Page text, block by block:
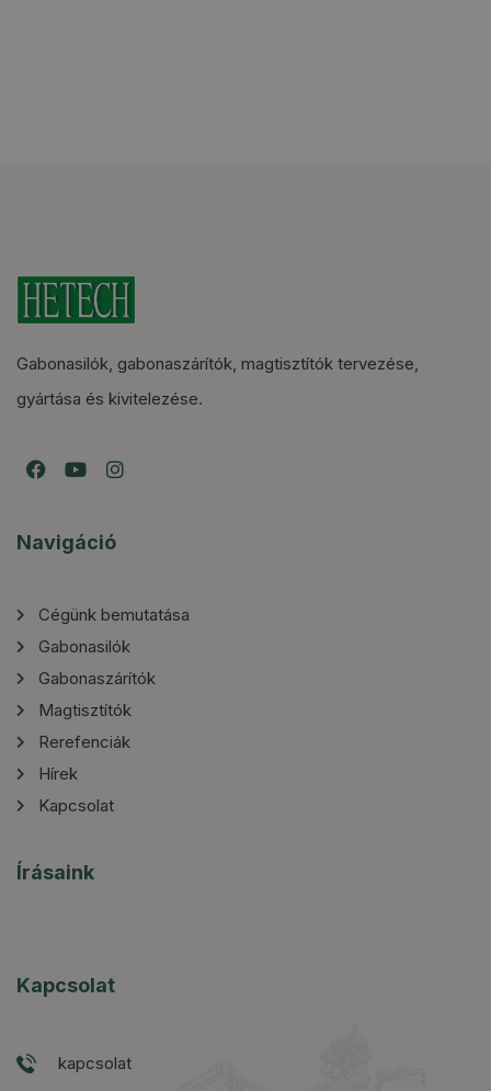
Gabonasilók, gabonaszárítók, magtisztítók tervezése,
gyártása és kivitelezése.
Navigáció
Cégünk bemutatása
Gabonasilók
Gabonaszárítók
Magtisztítók
Rerefenciák
Hírek
Kapcsolat
Írásaink
Kapcsolat
kapcsolat